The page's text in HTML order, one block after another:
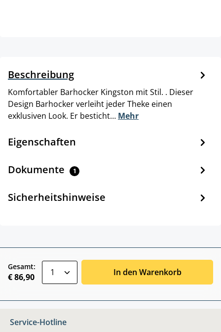
Beschreibung
Komfortabler Barhocker Kingston mit Stil. . Dieser
Design Barhocker verleiht jeder Theke einen
exklusiven Look. Er besticht… Mehr
Eigenschaften
Dokumente 1
Sicherheitshinweise
Gesamt:
€ 86,90 In den Warenkorb
Service-Hotline